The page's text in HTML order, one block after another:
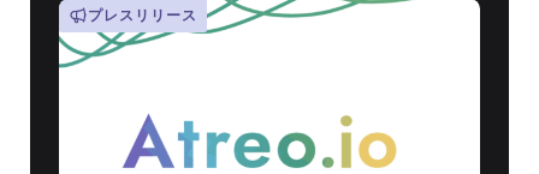
プレスリリース